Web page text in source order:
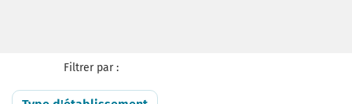
Filtrer par :